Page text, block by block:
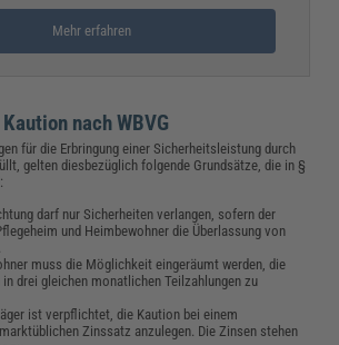
Mehr erfahren
nach WBVG
für die Erbringung einer Sicherheitsleistung durch
gelten diesbezüglich folgende Grundsätze, die in §
darf nur Sicherheiten verlangen, sofern der
und Heimbewohner die Überlassung von
muss die Möglichkeit eingeräumt werden, die
drei gleichen monatlichen Teilzahlungen zu
ist verpflichtet, die Kaution bei einem
Zinssatz anzulegen. Die Zinsen stehen